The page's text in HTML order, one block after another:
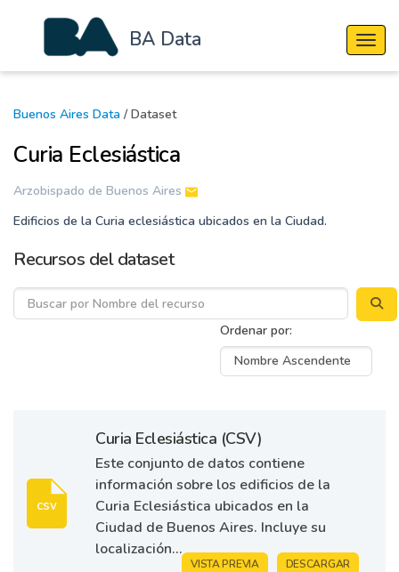
BA Data
Buenos Aires Data / Dataset
Curia Eclesiástica
Arzobispado de Buenos Aires
Edificios de la Curia eclesiástica ubicados en la Ciudad.
Recursos del dataset
Ordenar por
DESCARGAR
VISTA PREVIA
Curia Eclesiástica (CSV)
Este conjunto de datos contiene
información sobre los edificios de la
Curia Eclesiástica ubicados en la
Ciudad de Buenos Aires. Incluye su
localización...
csv